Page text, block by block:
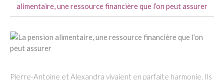
alimentaire, une ressource financière que l’on peut assurer
Pierre-Antoine et Alexandra vivaient en parfaite harmonie. Ils